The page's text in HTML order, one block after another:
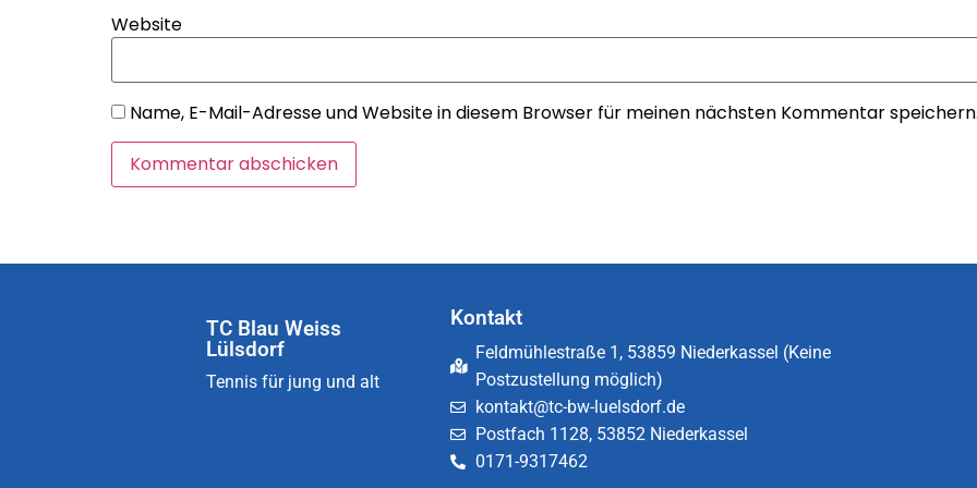
Website
Name, E-Mail-Adresse und Website in diesem Browser für meinen nächsten Kommentar
TC Blau Weiss
Lülsdorf
Tennis für jung und alt
Kontakt
Feldmühlestraße 1, 53859 Niederkassel (Keine
Postzustellung möglich)
kontakt@tc-bw-luelsdorf.de
Postfach 1128, 53852 Niederkassel
0171-9317462​